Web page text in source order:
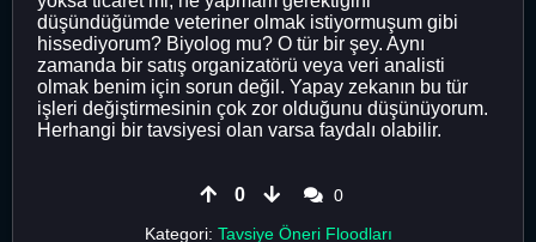
düşündüğümde veteriner olmak istiyormuşum gibi
hissediyorum? Biyolog mu? O tür bir şey. Aynı
zamanda bir satış organizatörü veya veri analisti
olmak benim için sorun değil. Yapay zekanın bu tür
işleri değiştirmesinin çok zor olduğunu düşünüyorum.
Herhangi bir tavsiyesi olan varsa faydalı olabilir.
0
0
Kategori: Tavsiye Öneri Floodları